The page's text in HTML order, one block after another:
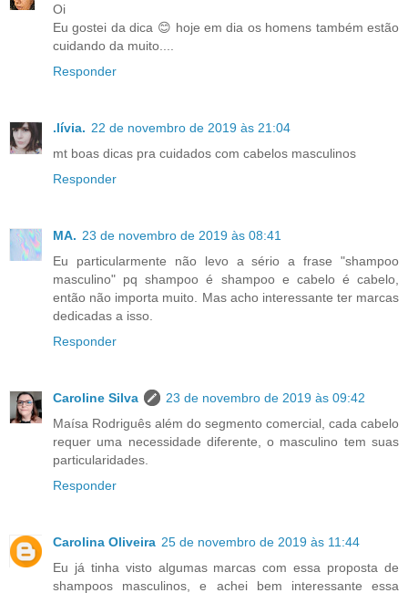
Oi
Eu gostei da dica 😊 hoje em dia os homens também estão
cuidando da muito....
Responder
.lívia. 22 de novembro de 2019 às 21:04
mt boas dicas pra cuidados com cabelos masculinos
Responder
MA. 23 de novembro de 2019 às 08:41
Eu particularmente não levo a sério a frase "shampoo
masculino" pq shampoo é shampoo e cabelo é cabelo,
então não importa muito. Mas acho interessante ter marcas
dedicadas a isso.
Responder
Caroline Silva
23 de novembro de 2019 às 09:42
Maísa Rodriguês além do segmento comercial, cada cabelo
requer uma necessidade diferente, o masculino tem suas
particularidades.
Responder
Carolina Oliveira 25 de novembro de 2019 às 11:44
Eu já tinha visto algumas marcas com essa proposta de
shampoos masculinos, e achei bem interessante essa